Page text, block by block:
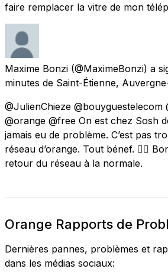
faire remplacer la vitre de mon
Maxime Bonzi (@MaximeBonzi) a
minutes de Saint-Étienne,
@JulienChieze @bouyguestelecom
@orange @free On est chez Sosh
jamais eu de problème. C’est pas
réseau d’orange. Tout bénef. 👌🏼
retour du réseau à la normale.
Orange Rapports de
Dernières pannes, problèmes et
dans les médias sociaux: